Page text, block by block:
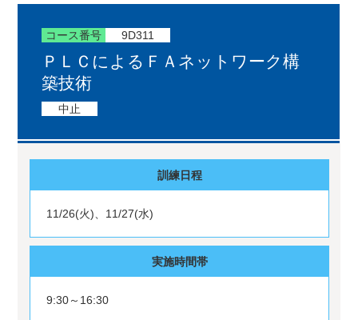
コース番号 9D311
ＰＬＣによるＦＡネットワーク構
築技術
中止
訓練日程
11/26(火)、11/27(水)
実施時間帯
9:30～16:30